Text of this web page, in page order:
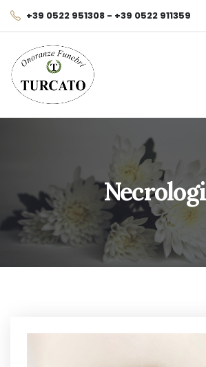
+39 0522 951308 - +39 0522 911359
Necrologi